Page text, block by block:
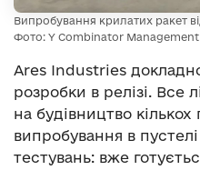
Випробування крилатих ракет
Фото: Y Combinator Management
Ares Industries
розробки в релізі. Все
на будівництво кількох
випробування в
тестувань: вже